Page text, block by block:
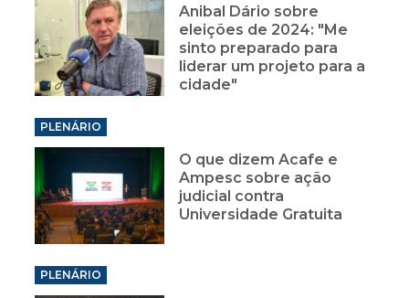
Anibal Dário sobre
eleições de 2024: "Me
sinto preparado para
liderar um projeto para a
cidade"
PLENÁRIO
O que dizem Acafe e
Ampesc sobre ação
judicial contra
Universidade Gratuita
PLENÁRIO